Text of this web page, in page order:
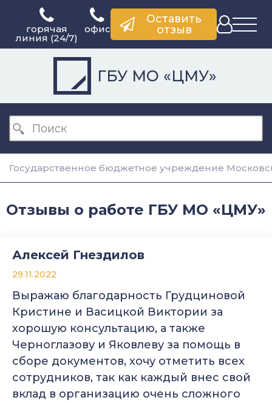
горячая
линия (24/7)
офис
Оставить
отзыв
ГБУ МО «ЦМУ»
Государственное бюджетное учреждение
Отзывы о работе ГБУ МО «ЦМУ»
Алексей Гнездилов
29.11.2022
Выражаю благодарность Грудциновой
Кристине и Васицкой Виктории за
хорошую консультацию, а также
Черноглазову и Яковлеву за помощь в
сборе документов, хочу отметить всех
сотрудников, так как каждый внес свой
вклад в организацию очень сложного